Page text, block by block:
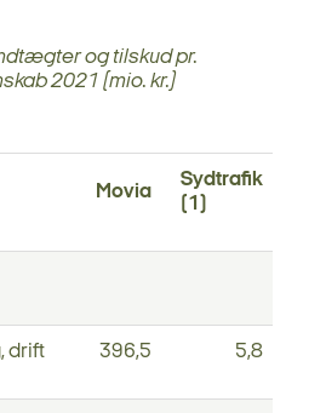
og tilskud pr.
2021 (mio. kr.)
Movia
Sydtrafik
(1)
drift 396,5 5,8